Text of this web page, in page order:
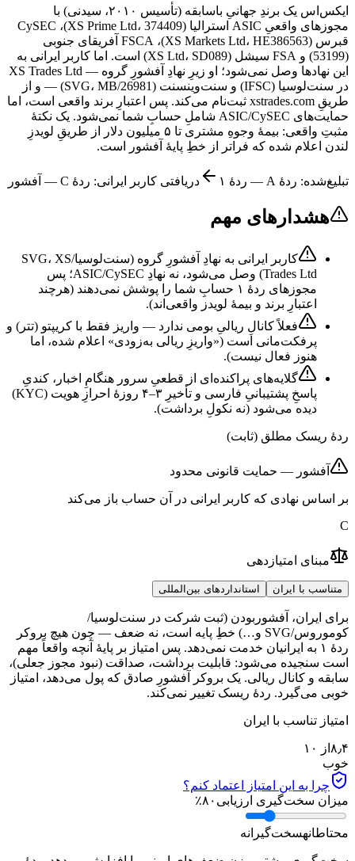
ایکس‌اس یک برندِ جهانیِ باسابقه (تأسیس ۲۰۱۰، سیدنی) با
مجوزهای واقعیِ ASIC استرالیا (XS Prime Ltd، 374409)، CySEC
قبرس (XS Markets Ltd، HE386563)، FSCA آفریقای جنوبی
(53199) و FSA سیشل (XS Ltd، SD089) است. اما کاربر ایرانی به
این نهادها وصل نمی‌شود؛ او زیرِ نهادِ آفشورِ گروه — XS Trades Ltd
در سنت‌لوسیا (IFSC) و سنت‌وینسنت (SVG، MB/26981) — و از
طریقِ xstrades.com ثبت‌نام می‌کند. پس اعتبارِ برند واقعی است، اما
حمایت‌های ASIC/CySEC شاملِ حسابِ شما نمی‌شود. یک نکتهٔ
مثبتِ واقعی: بیمهٔ وجوهِ مشتری تا ۵ میلیون دلار از طریقِ لویدزِ
لندن اعلام شده که فراتر از خطِ پایهٔ آفشور است.
تبلیغ‌شده: ردهٔ A
— ردهٔ ۱ دریافتی کاربر ایرانی: ردهٔ C
— آفشور
هشدارهای مهم
کاربر ایرانی به نهادِ آفشورِ گروه (سنت‌لوسیا/SVG، XS
Trades Ltd) وصل می‌شود، نه نهادِ ASIC/CySEC؛ پس
مجوزهای ردهٔ ۱ حسابِ شما را پوشش نمی‌دهند (هرچند
اعتبارِ برند و بیمهٔ لویدز واقعی‌اند).
فعلاً کانالِ ریالیِ بومی ندارد — واریز فقط با کریپتو (تتر) و
پرفکت‌مانی است («واریزِ ریالی به‌زودی» اعلام شده، اما
هنوز فعال نیست).
گلایه‌های پراکنده‌ای از قطعیِ سرور هنگامِ اخبار، کندیِ
پاسخِ پشتیبانیِ فارسی و تأخیرِ ۳–۴ روزهٔ احرازِ هویت (KYC)
دیده می‌شود (نه نکولِ برداشت).
ردهٔ ریسک مطلق (ثابت)
آفشور — حمایت قانونی محدود
بر اساس نهادی که کاربر ایرانی در آن حساب باز می‌کند
C
مبنای امتیازدهی
متناسب با ایران استانداردهای بین‌المللی
برای ایران، آفشوربودن (ثبت شرکت در سنت‌لوسیا/
کوموروس/SVG و…) خطِ پایه است، نه ضعف — چون هیچ بروکر
ردهٔ ۱ به ایرانیان خدمت نمی‌دهد. پس امتیاز بر پایهٔ آنچه واقعاً مهم
است سنجیده می‌شود: قابلیت برداشت، صداقت (نبود مجوز جعلی)،
سابقه و کانال ریالی. یک بروکر آفشورِ صادق که پول می‌دهد، امتیاز
خوبی می‌گیرد. ردهٔ ریسک تغییر نمی‌کند.
امتیاز تناسب با ایران
۸٫۴ از ۱۰
خوب
چرا به این امتیاز اعتماد کنم؟
میزان سخت‌گیری ارزیابی ۸۰٪
محتاطانهسخت‌گیرانه